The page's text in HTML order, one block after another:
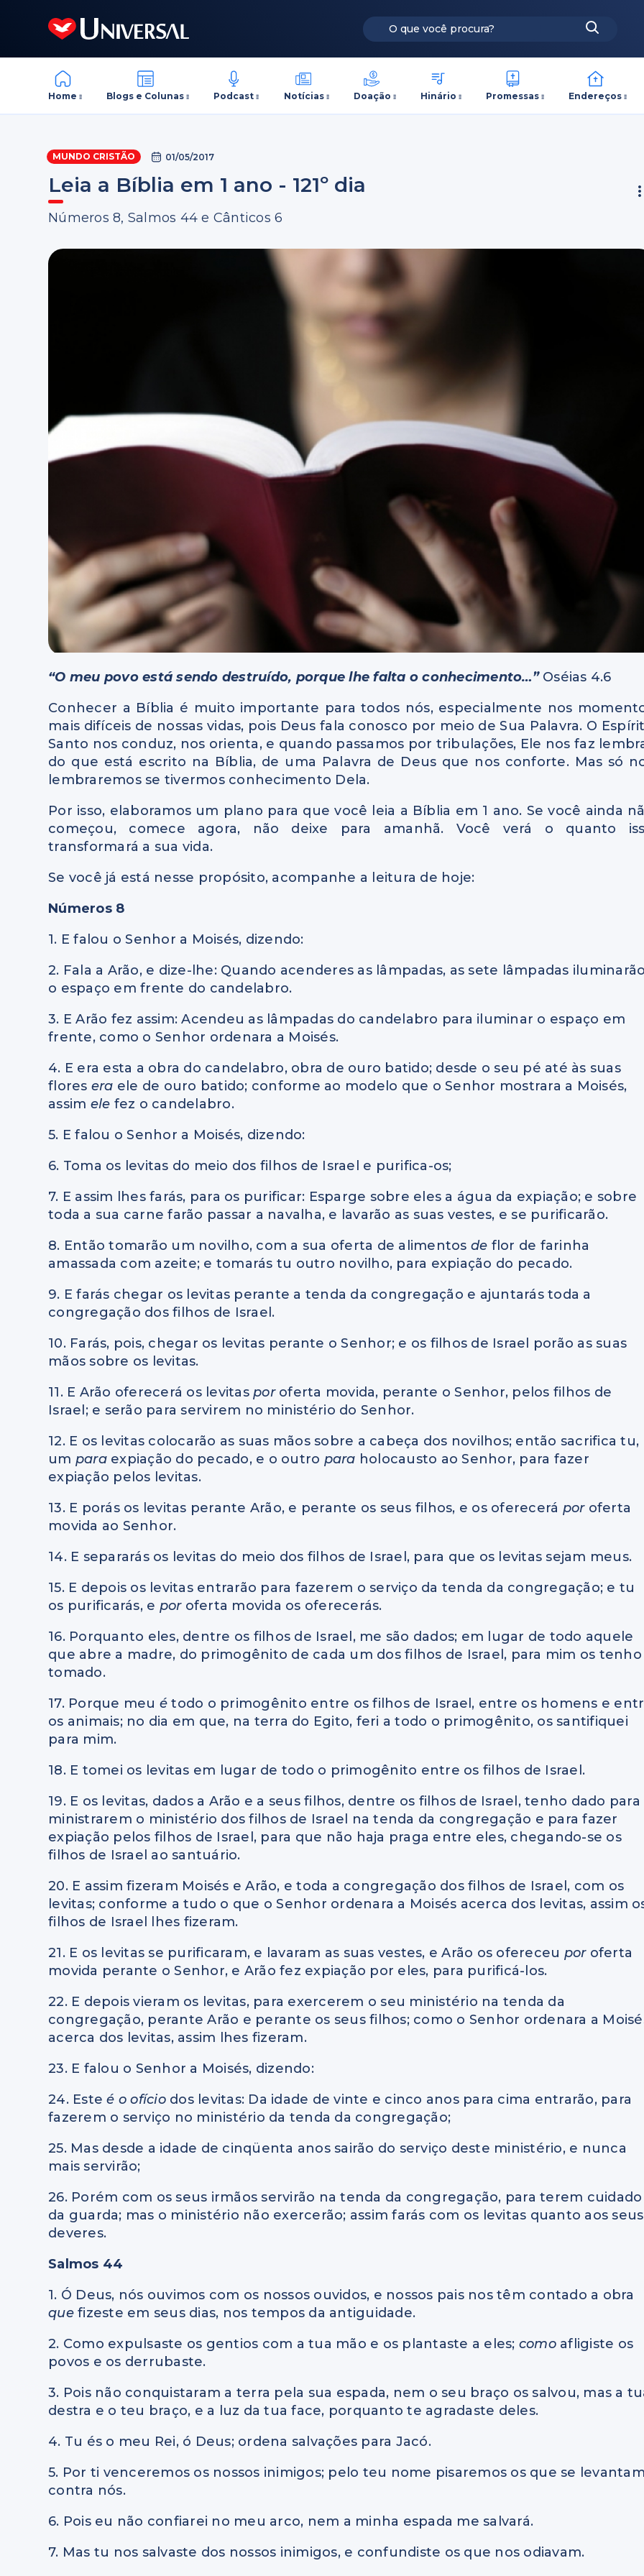
Home Blogs e Colunas Podcast Notícias Doação Hinário Promessas Endereços
MUNDO CRISTÃO 01/05/2017
Leia a Bíblia em 1 ano - 121º dia
Números 8, Salmos 44 e Cânticos 6
“O meu povo está sendo destruído, porque lhe falta o conhecimento…”Oséias 4.6
Conhecer a Bíblia é muito importante para todos nós, especialmente nos
mais difíceis de nossas vidas, pois Deus fala conosco por meio de Sua Palavra. O
Santo nos conduz, nos orienta, e quando passamos por tribulações, Ele nos faz
do que está escrito na Bíblia, de uma Palavra de Deus que nos conforte. Mas só
lembraremos se tivermos conhecimento Dela.
Por isso, elaboramos um plano para que você leia a Bíblia em 1 ano. Se você ainda
começou, comece agora, não deixe para amanhã. Você verá o quanto
transformará a sua vida.
Se você já está nesse propósito, acompanhe a leitura de hoje:
Números 8
1. E falou o Senhor a Moisés, dizendo:
2. Fala a Arão, e dize-lhe: Quando acenderes as lâmpadas, as sete lâmpadas
o espaço em frente do candelabro.
3. E Arão fez assim: Acendeu as lâmpadas do candelabro para iluminar o espaço em
frente, como o Senhor ordenara a Moisés.
4. E era esta a obra do candelabro, obra de ouro batido; desde o seu pé até às suas
flores era ele de ouro batido; conforme ao modelo que o Senhor mostrara a Moisés,
assim ele fez o candelabro.
5. E falou o Senhor a Moisés, dizendo:
6. Toma os levitas do meio dos filhos de Israel e purifica-os;
7. E assim lhes farás, para os purificar: Esparge sobre eles a água da expiação; e sobre
toda a sua carne farão passar a navalha, e lavarão as suas vestes, e se purificarão.
8. Então tomarão um novilho, com a sua oferta de alimentos de flor de farinha
amassada com azeite; e tomarás tu outro novilho, para expiação do pecado.
9. E farás chegar os levitas perante a tenda da congregação e ajuntarás toda a
congregação dos filhos de Israel.
10. Farás, pois, chegar os levitas perante o Senhor; e os filhos de Israel porão as suas
mãos sobre os levitas.
11. E Arão oferecerá os levitaspor oferta movida, perante o Senhor, pelos filhos de
Israel; e serão para servirem no ministério do Senhor.
12. E os levitas colocarão as suas mãos sobre a cabeça dos novilhos; então sacrifica tu,
um para expiação do pecado, e o outro para holocausto ao Senhor, para fazer
expiação pelos levitas.
13. E porás os levitas perante Arão, e perante os seus filhos, e os oferecerá por oferta
movida ao Senhor.
14. E separarás os levitas do meio dos filhos de Israel, para que os levitas sejam meus.
15. E depois os levitas entrarão para fazerem o serviço da tenda da congregação; e tu
os purificarás, e por oferta movida os oferecerás.
16. Porquanto eles, dentre os filhos de Israel, me são dados; em lugar de todo aquele
que abre a madre, do primogênito de cada um dos filhos de Israel, para mim os tenho
tomado.
17. Porque meu étodo o primogênito entre os filhos de Israel, entre os homens e
os animais; no dia em que, na terra do Egito, feri a todo o primogênito, os santifiquei
para mim.
18. E tomei os levitas em lugar de todo o primogênito entre os filhos de Israel.
19. E os levitas, dados a Arão e a seus filhos, dentre os filhos de Israel, tenho dado para
ministrarem o ministério dos filhos de Israel na tenda da congregação e para fazer
expiação pelos filhos de Israel, para que não haja praga entre eles, chegando-se os
filhos de Israel ao santuário.
20. E assim fizeram Moisés e Arão, e toda a congregação dos filhos de Israel, com os
levitas; conforme a tudo o que o Senhor ordenara a Moisés acerca dos levitas, assim
filhos de Israel lhes fizeram.
21. E os levitas se purificaram, e lavaram as suas vestes, e Arão os ofereceu por oferta
movida perante o Senhor, e Arão fez expiação por eles, para purificá-los.
22. E depois vieram os levitas, para exercerem o seu ministério na tenda da
congregação, perante Arão e perante os seus filhos; como o Senhor ordenara a
acerca dos levitas, assim lhes fizeram.
23. E falou o Senhor a Moisés, dizendo:
24. Esteé o ofício dos levitas: Da idade de vinte e cinco anos para cima entrarão, para
fazerem o serviço no ministério da tenda da congregação;
25. Mas desde a idade de cinqüenta anos sairão do serviço deste ministério, e nunca
mais servirão;
26. Porém com os seus irmãos servirão na tenda da congregação, para terem cuidado
da guarda; mas o ministério não exercerão; assim farás com os levitas quanto aos seus
deveres.
Salmos 44
1. Ó Deus, nós ouvimos com os nossos ouvidos, e nossos pais nos têm contado a obra
quefizeste em seus dias, nos tempos da antiguidade.
2. Como expulsaste os gentios com a tua mão e os plantaste a eles; como afligiste os
povos e os derrubaste.
3. Pois não conquistaram a terra pela sua espada, nem o seu braço os salvou, mas a
destra e o teu braço, e a luz da tua face, porquanto te agradaste deles.
4. Tu és o meu Rei, ó Deus; ordena salvações para Jacó.
5. Por ti venceremos os nossos inimigos; pelo teu nome pisaremos os que se
contra nós.
6. Pois eu não confiarei no meu arco, nem a minha espada me salvará.
7. Mas tu nos salvaste dos nossos inimigos, e confundiste os que nos odiavam.